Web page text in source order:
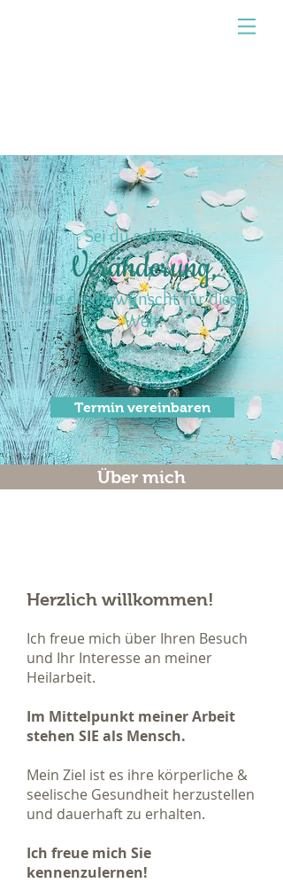
Sei du selbst die
Veränderung,
die du dir wünscht für diese
Welt.
Mahatma Gandhi
Termin vereinbaren
Über mich
Herzlich willkommen!
Ich freue mich über Ihren Besuch
und Ihr Interesse an meiner
Heilarbeit.
Im Mittelpunkt meiner Arbeit
stehen SIE als Mensch.
Mein Ziel ist es ihre körperliche &
seelische Gesundheit herzustellen
und dauerhaft zu erhalten.
Ich freue mich Sie
kennenzulernen!